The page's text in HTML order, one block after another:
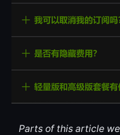
Parts of this article